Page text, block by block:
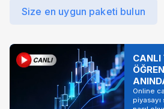
Size en uygun paketi bulun
CANLI
Online